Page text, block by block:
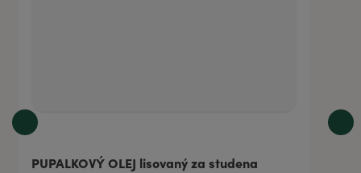
PUPALKOVÝ OLEJ lisovaný za studena